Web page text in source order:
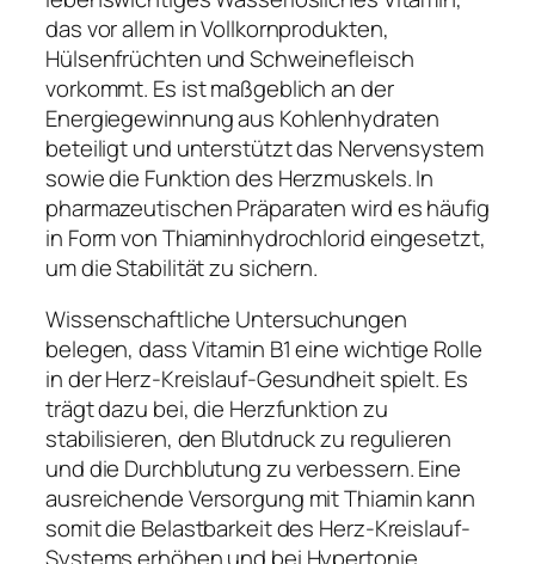
das vor allem in Vollkornprodukten,
Hülsenfrüchten und Schweinefleisch
vorkommt. Es ist maßgeblich an der
Energiegewinnung aus Kohlenhydraten
beteiligt und unterstützt das Nervensystem
sowie die Funktion des Herzmuskels. In
pharmazeutischen Präparaten wird es häufig
in Form von Thiaminhydrochlorid eingesetzt,
um die Stabilität zu sichern.
Wissenschaftliche Untersuchungen
belegen, dass Vitamin B1 eine wichtige Rolle
in der Herz-Kreislauf-Gesundheit spielt. Es
trägt dazu bei, die Herzfunktion zu
stabilisieren, den Blutdruck zu regulieren
und die Durchblutung zu verbessern. Eine
ausreichende Versorgung mit Thiamin kann
somit die Belastbarkeit des Herz-Kreislauf-